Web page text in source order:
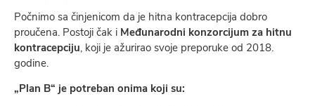
Počnimo sa činjenicom da je hitna kontracepcija dobro
proučena. Postoji čak i Međunarodni konzorcijum za hitnu
kontracepciju, koji je ažurirao svoje preporuke od 2018.
godine.
„Plan B“ je potreban onima koji su: